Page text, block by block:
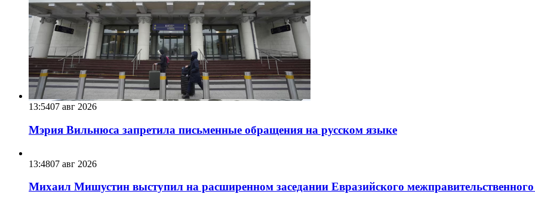
13:5407 авг 2026
Мэрия Вильнюса запретила письменные обращения на русском языке
13:4807 авг 2026
Михаил Мишустин выступил на расширенном заседании Евразийского